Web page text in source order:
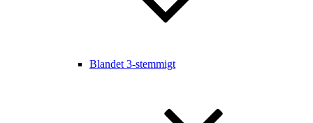
Blandet 3-stemmigt